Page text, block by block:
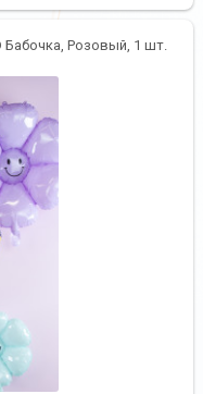
Бабочка, Розовый, 1 шт.